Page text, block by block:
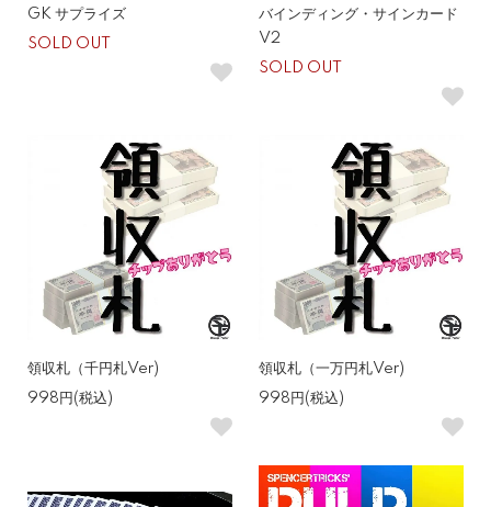
GK サプライズ
SOLD OUT
バインディング・サインカード
V2
SOLD OUT
領収札（千円札Ver)
998円(税込)
領収札（一万円札Ver)
998円(税込)